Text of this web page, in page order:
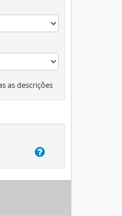
as descrições